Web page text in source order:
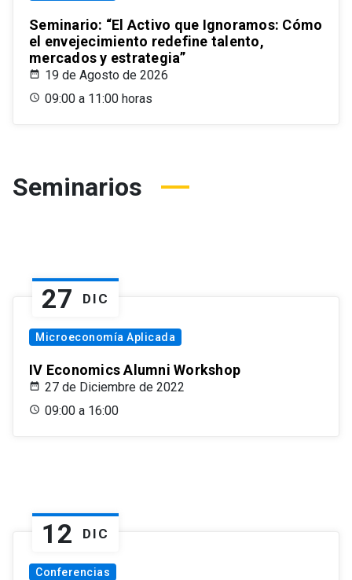
Seminario: “El Activo que Ignoramos: Cómo
el envejecimiento redefine talento,
mercados y estrategia”
19 de Agosto de 2026
09:00 a 11:00 horas
Seminarios
27 DIC
Microeconomía Aplicada
IV Economics Alumni Workshop
27 de Diciembre de 2022
09:00 a 16:00
12 DIC
Conferencias